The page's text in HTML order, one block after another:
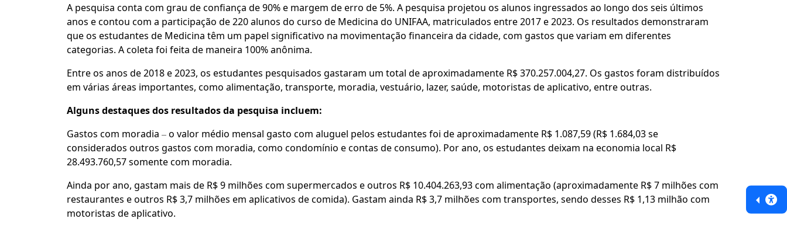
A pesquisa conta com grau de confiança de 90% e margem de erro de 5%. A pesquisa projetou os alunos ingressados ao longo dos seis últimos
anos e contou com a participação de 220 alunos do curso de Medicina do UNIFAA, matriculados entre 2017 e 2023. Os resultados demonstraram
que os estudantes de Medicina têm um papel significativo na movimentação financeira da cidade, com gastos que variam em diferentes
categorias. A coleta foi feita de maneira 100% anônima.
Entre os anos de 2018 e 2023, os estudantes pesquisados gastaram um total de aproximadamente R$ 370.257.004,27. Os gastos foram distribuídos
em várias áreas importantes, como alimentação, transporte, moradia, vestuário, lazer, saúde, motoristas de aplicativo, entre outras.
Alguns destaques dos resultados da pesquisa incluem:
Gastos com moradia –o valor médio mensal gasto com aluguel pelos estudantes foi de aproximadamente R$ 1.087,59 (R$ 1.684,03 se
considerados outros gastos com moradia, como condomínio e contas de consumo). Por ano, os estudantes deixam na economia local R$
28.493.760,57 somente com moradia.
Ainda por ano, gastam mais de R$ 9 milhões com supermercados e outros R$ 10.404.263,93 com alimentação (aproximadamente R$ 7 milhões com
restaurantes e outros R$ 3,7 milhões em aplicativos de comida). Gastam ainda R$ 3,7 milhões com transportes, sendo desses R$ 1,13 milhão com
motoristas de aplicativo.